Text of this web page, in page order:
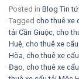
Posted in Blog Tin
Tagged cho thuê xe
tải Cần Giuộc, cho
Huệ, cho thuê xe
Hòa, cho thuê xe
Đạo, cho thuê xe